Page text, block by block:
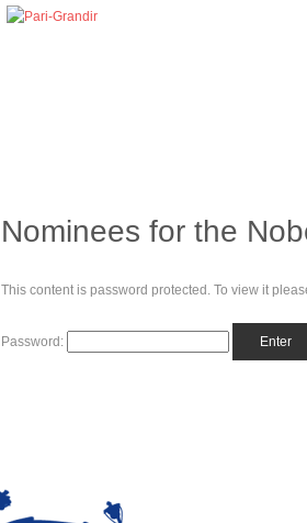
Nominees for the
This content is password protected. To view it
Password: